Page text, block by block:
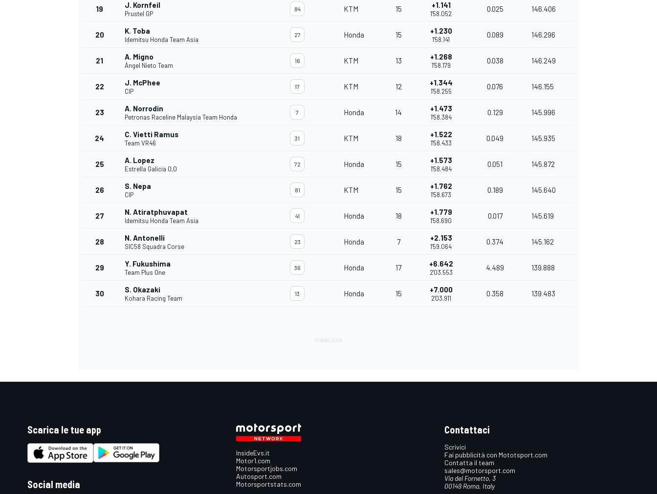
MONOMARCA
19 J. Kornfeil
Prustel GP
84 KTM 15 +1.141
1'58.052
0.025 146.406
20 K. Toba
Idemitsu Honda Team Asia
27 Honda 15 +1.230
1'58.141
0.089 146.296
21 A. Migno
Ángel Nieto Team
16 KTM 13 +1.268
1'58.179
0.038 146.249
22 J. McPhee
CIP
17 KTM 12 +1.344
1'58.255
0.076 146.155
23 A. Norrodin
Petronas Raceline Malaysia Team Honda
7 Honda 14 +1.473
1'58.384
0.129 145.996
24 C. Vietti Ramus
Team VR46
31 KTM 18 +1.522
1'58.433
0.049 145.935
25 A. Lopez
Estrella Galicia 0,0
72 Honda 15 +1.573
1'58.484
0.051 145.872
26 S. Nepa
CIP
81 KTM 15 +1.762
1'58.673
0.189 145.640
27 N. Atiratphuvapat
Idemitsu Honda Team Asia
41 Honda 18 +1.779
1'58.690
0.017 145.619
28 N. Antonelli
SIC58 Squadra Corse
23 Honda 7 +2.153
1'59.064
0.374 145.162
29 Y. Fukushima
Team Plus One
36 Honda 17 +6.642
2'03.553
4.489 139.888
30 S. Okazaki
Kohara Racing Team
13 Honda 15 +7.000
2'03.911
0.358 139.483
Scarica le tue app
Social media
InsideEvs.it
Motor1.com
Motorsportjobs.com
Autosport.com
Motorsportstats.com
Contattaci
Scrivici
Fai pubblicità con Mototsport.com
Contatta il team
sales@motorsport.com
Via del Fornetto, 3
00149 Roma, Italy